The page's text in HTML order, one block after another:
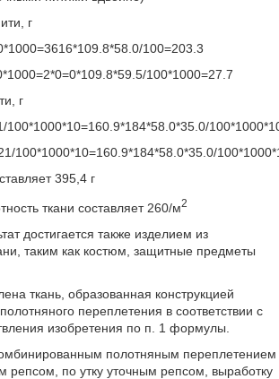
г
100=203.3
100*1000=27.7
г
100*1000*10=160.9*184*58.0*35.0/
100*1000*10=160.9*184*58.0*35.0/
395,4 г
ткани составляет 260/м2
достигается также изделием из
таким как костюм, защитные предметы
ткань, образованная конструкцией
переплетения в соответствии с
изобретения по п. 1 формулы.
полотняным переплетением
репсом, по утку уточным репсом, выработку